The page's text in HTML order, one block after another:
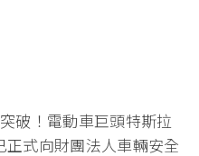
破！電動車巨頭特斯拉
正式向財團法人車輛安全